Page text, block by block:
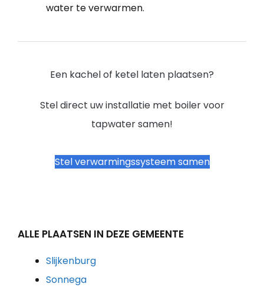
water te verwarmen.
Een kachel of ketel laten plaatsen?
Stel direct uw installatie met boiler voor
tapwater samen!
Stel verwarmingssysteem samen
ALLE PLAATSEN IN DEZE GEMEENTE
Slijkenburg
Sonnega